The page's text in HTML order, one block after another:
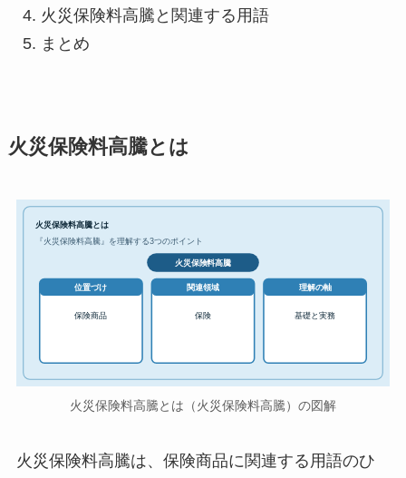
火災保険料高騰と関連する用語
まとめ
火災保険料高騰とは
火災保険料高騰とは
『火災保険料高騰』を理解する3つのポイント
火災保険料高騰
位置づけ
保険商品
関連領域
保険
理解の軸
基礎と実務
火災保険料高騰とは（火災保険料高騰）の図解
火災保険料高騰は、保険商品に関連する用語のひ